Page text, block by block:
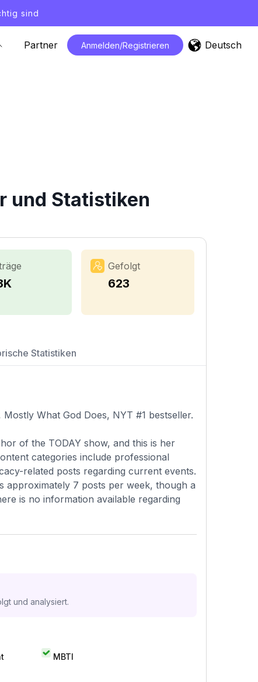
sind
Partner Anmelden/Registrieren Deutsch
und Statistiken
Gefolgt
623
Statistiken
What God Does, NYT #1 bestseller.
of the TODAY show, and this is her
categories include professional
related posts regarding current events.
approximately 7 posts per week, though a
is no information available regarding
und analysiert.
MBTI